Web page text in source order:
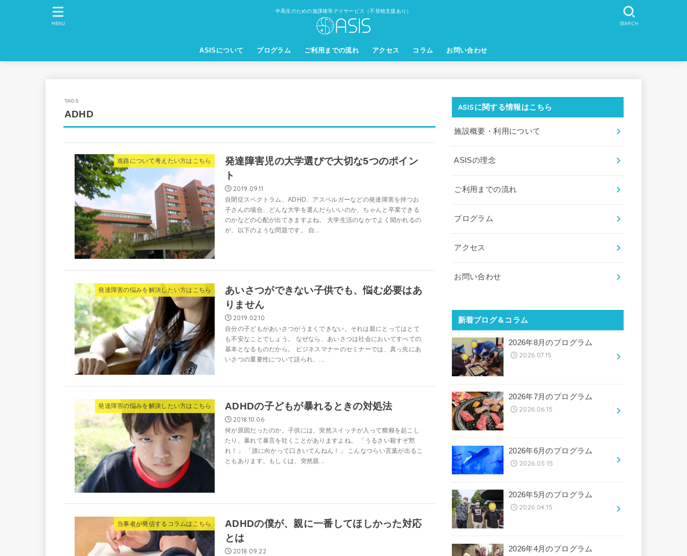
中高生のための放課後等デイサービス（不登校支援あり）
ASISについて プログラム ご利用までの流れ アクセス コラム お問い合わせ
SEARCH
MENU
ADHD
進路について考えたい方はこちら
発達障害児の大学選びで大切な5つのポイン
ト
2019.09.11
自閉症スペクトラム、ADHD、アスペルガーなどの発達障害を持つお
子さんの場合、どんな大学を選んだらいいのか、ちゃんと卒業できる
のかなどの心配が出てきますよね。 大学生活のなかでよく聞かれるの
が、以下のような問題です。 自...
発達障害の悩みを解決したい方はこちら
あいさつができない子供でも、悩む必要はあ
りません
2019.02.10
自分の子どもがあいさつがうまくできない。それは親にとってはとて
も不安なことでしょう。 なぜなら、あいさつは社会においてすべての
基本となるものだから。 ビジネスマナーのセミナーでは、真っ先にあ
いさつの重要性について語られ、...
発達障害の悩みを解決したい方はこちら ADHDの子どもが暴れるときの対処法
2018.10.06
何が原因だったのか。子供には、突然スイッチが入って癇癪を起こし
たり、暴れて暴言を吐くことがありますよね。 「うるさい殺すぞ黙
れ！」 「誰に向かって口きいてんねん！」 こんなつらい言葉が出るこ
ともあります。もしくは、突然親...
当事者が発信するコラムはこちら
ADHDの僕が、親に一番してほしかった対応
とは
2018.09.22
ASISに関する情報はこちら
施設概要・利用について
ASISの理念
ご利用までの流れ
プログラム
アクセス
お問い合わせ
新着ブログ＆コラム
2026年8月のプログラム
2026.07.15
2026年7月のプログラム
2026.06.15
2026年6月のプログラム
2026.05.15
2026年5月のプログラム
2026.04.15
2026年4月のプログラム